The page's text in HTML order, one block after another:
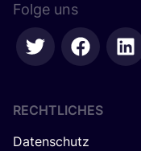
Folge uns
RECHTLICHES
Datenschutz